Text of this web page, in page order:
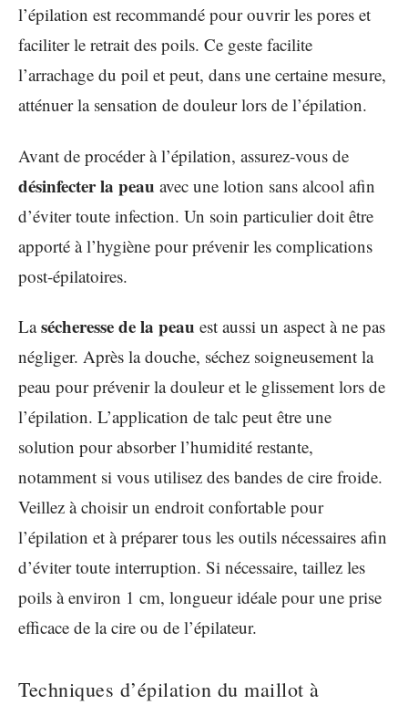
l’épilation est recommandé pour ouvrir les pores et
faciliter le retrait des poils. Ce geste facilite
l’arrachage du poil et peut, dans une certaine mesure,
atténuer la sensation de douleur lors de l’épilation.
Avant de procéder à l’épilation, assurez-vous de
désinfecter la peau avec une lotion sans alcool afin
d’éviter toute infection. Un soin particulier doit être
apporté à l’hygiène pour prévenir les complications
post-épilatoires.
Lasécheresse de la peau est aussi un aspect à ne pas
négliger. Après la douche, séchez soigneusement la
peau pour prévenir la douleur et le glissement lors de
l’épilation. L’application de talc peut être une
solution pour absorber l’humidité restante,
notamment si vous utilisez des bandes de cire froide.
Veillez à choisir un endroit confortable pour
l’épilation et à préparer tous les outils nécessaires afin
d’éviter toute interruption. Si nécessaire, taillez les
poils à environ 1 cm, longueur idéale pour une prise
efficace de la cire ou de l’épilateur.
Techniques d’épilation du maillot à